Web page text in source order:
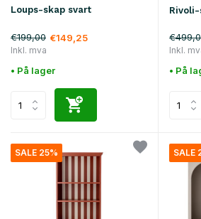
Loups-skap svart
€199,00 €149,25
Inkl. mva
• På lager
Inkl.
• På
SALE 25% SALE